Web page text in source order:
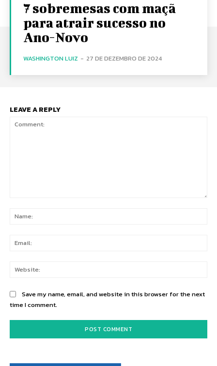
7 sobremesas com maçã
para atrair sucesso no
Ano-Novo
WASHINGTON LUIZ - 27 DE DEZEMBRO DE 2024
LEAVE A REPLY
Save my name, email, and website in this browser for the next
time I comment.